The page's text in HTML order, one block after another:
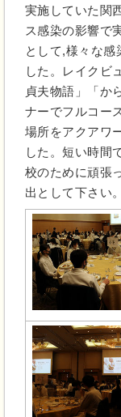
実施していた関
ス感染の影響で
として,様々な感
した。レイクビ
貞夫物語」「か
ナーでフルコー
場所をアクアワ
した。短い時間
校のために頑張
出として下さい。